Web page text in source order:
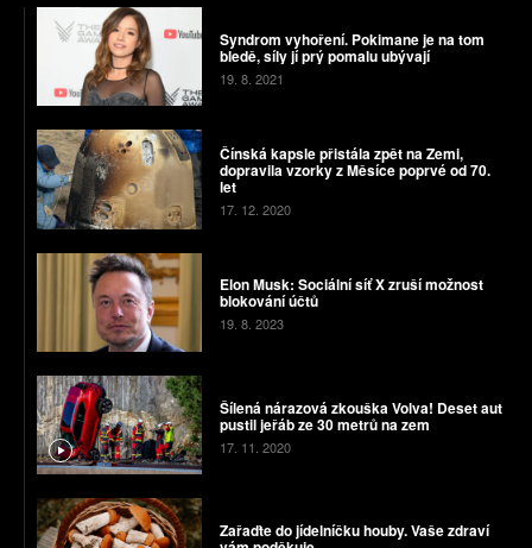
Syndrom vyhoření. Pokimane je na tom
bledě, síly jí prý pomalu ubývají
19. 8. 2021
Čínská kapsle přistála zpět na Zemi,
dopravila vzorky z Měsíce poprvé od 70.
let
17. 12. 2020
Elon Musk: Sociální síť X zruší možnost
blokování účtů
19. 8. 2023
Šílená nárazová zkouška Volva! Deset aut
pustil jeřáb ze 30 metrů na zem
17. 11. 2020
Zařaďte do jídelníčku houby. Vaše zdraví